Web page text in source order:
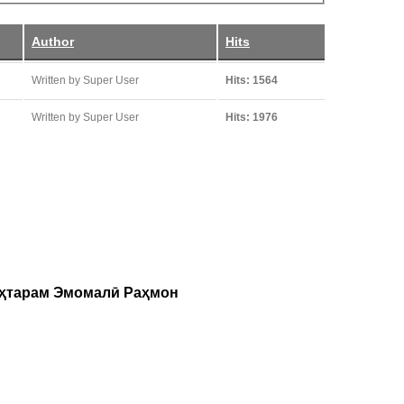
Author Hits
Written by Super User Hits: 1564
Written by Super User Hits: 1976
Эмомалӣ Раҳмон